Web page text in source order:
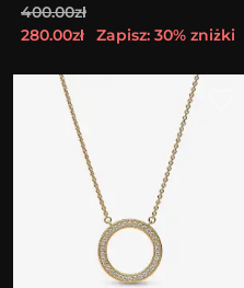
400.00zł
280.00zł
Zapisz: 30% zniżki